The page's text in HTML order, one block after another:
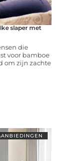
slaper met
die
voor bamboe
om zijn zachte